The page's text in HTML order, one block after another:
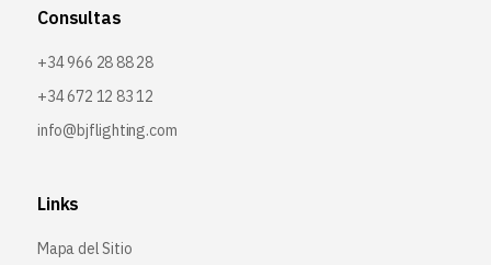
Consultas
+34 966 28 88 28
+34 672 12 83 12
info@bjflighting.com
Links
Mapa del Sitio